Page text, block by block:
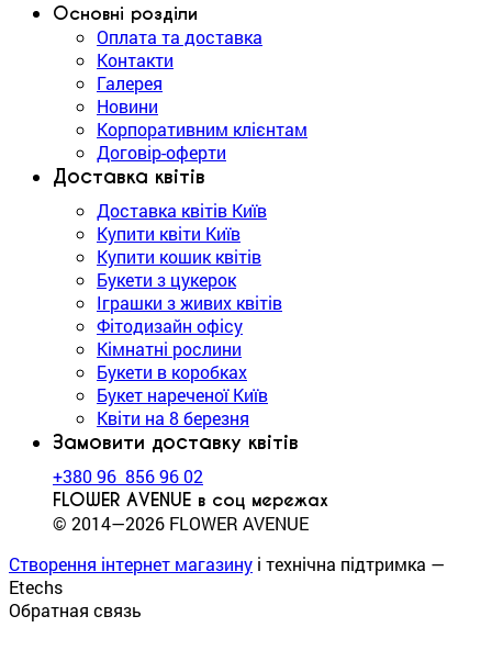
Основні розділи
Оплата та доставка
Контакти
Галерея
Новини
Корпоративним клієнтам
Договір-оферти
Доставка квітів
Доставка квітів Київ
Купити квіти Київ
Купити кошик квітів
Букети з цукерок
Іграшки з живих квітів
Фітодизайн офісу
Кімнатні рослини
Букети в коробках
Букет нареченої Київ
Квіти на 8 березня
Замовити доставку квітів
+380 96 856 96 02
FLOWER AVENUE в соц мережах
© 2014—2026 FLOWER AVENUE
Створення інтернет магазину і технічна підтримка —
Etechs
Обратная связь